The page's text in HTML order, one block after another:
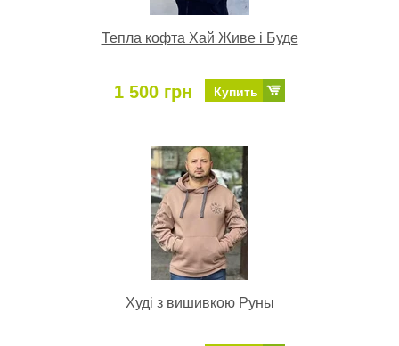
Тепла кофта Хай Живе і Буде
1 500 грн Купить
Худі з вишивкою Руны